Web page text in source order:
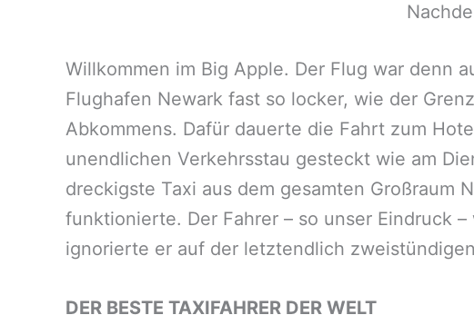
Willkommen im Big Apple. Der Flug war denn
Flughafen Newark fast so locker, wie der
Abkommens. Dafür dauerte die Fahrt zum
unendlichen Verkehrsstau gesteckt wie am
dreckigste Taxi aus dem gesamten Großraum
funktionierte. Der Fahrer – so unser Eindruck
ignorierte er auf der letztendlich
DER BESTE TAXIFAHRER DER WELT